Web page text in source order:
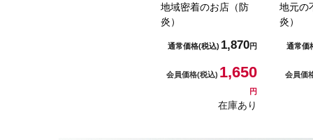
地域密着のお店（防
炎）
通常価格(税込) 1,870円
会員価格(税込) 1,650
円
在庫あり
地元の
炎）
通常価
会員価